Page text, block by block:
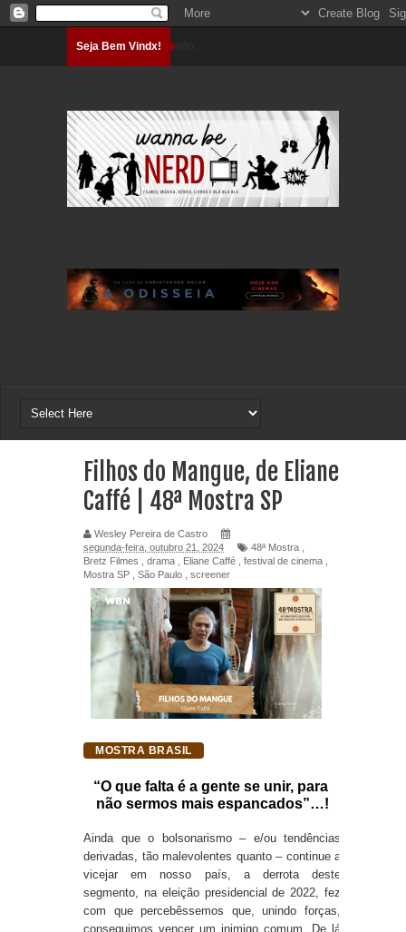
Seja Bem Vindx!Carregando...
Filhos do Mangue, de Eliane
Caffé | 48ª Mostra SP
Wesley Pereira de Castro
segunda-feira, outubro 21, 2024
48ª Mostra
Bretz Filmes
drama Eliane Caffé festival de cinema
Mostra SP
São Paulo screener
MOSTRA BRASIL
“O que falta é a gente se unir, para
não sermos mais espancados”…!
Ainda que o bolsonarismo – e/ou tendências
derivadas, tão malevolentes quanto – continue a
vicejar em nosso país, a derrota deste
segmento, na eleição presidencial de 2022, fez
com que percebêssemos que, unindo forças,
conseguimos vencer um inimigo comum. De lá